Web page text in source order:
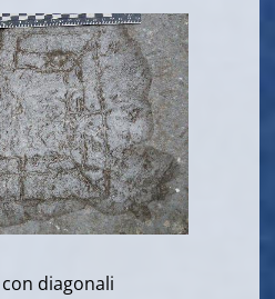
diagonali